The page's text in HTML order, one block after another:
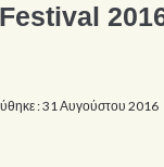
: 31 Αυγούστου 2016